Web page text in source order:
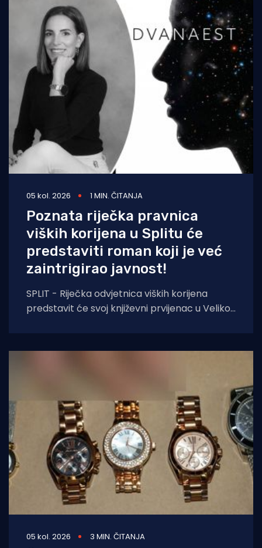
05 kol. 2026 1 MIN. ČITANJA
Poznata riječka pravnica
viških korijena u Splitu će
predstaviti roman koji je već
zaintrigirao javnost!
SPLIT - Riječka odvjetnica viških korijena
predstavit će svoj književni prvijenac u Velikoj
05 kol. 2026 3 MIN. ČITANJA